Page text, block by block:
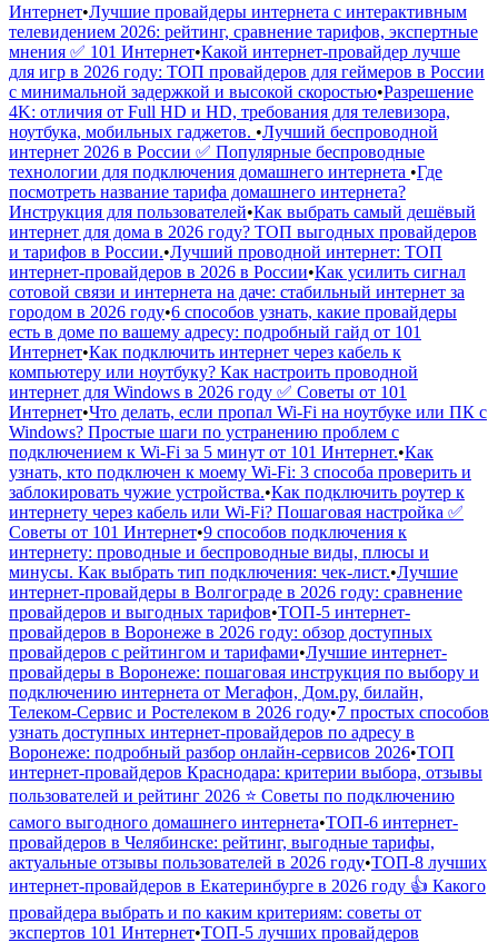
Интернет•Лучшие провайдеры интернета с интерактивным
телевидением 2026: рейтинг, сравнение тарифов, экспертные
мнения ✅ 101 Интернет•Какой интернет-провайдер лучше
для игр в 2026 году: ТОП провайдеров для геймеров в России
с минимальной задержкой и высокой скоростью•Разрешение
4K: отличия от Full HD и HD, требования для телевизора,
ноутбука, мобильных гаджетов. •Лучший беспроводной
интернет 2026 в России ✅ Популярные беспроводные
технологии для подключения домашнего интернета •Где
посмотреть название тарифа домашнего интернета?
Инструкция для пользователей•Как выбрать самый дешёвый
интернет для дома в 2026 году? ТОП выгодных провайдеров
и тарифов в России.•Лучший проводной интернет: ТОП
интернет-провайдеров в 2026 в России•Как усилить сигнал
сотовой связи и интернета на даче: стабильный интернет за
городом в 2026 году•6 способов узнать, какие провайдеры
есть в доме по вашему адресу: подробный гайд от 101
Интернет•Как подключить интернет через кабель к
компьютеру или ноутбуку? Как настроить проводной
интернет для Windows в 2026 году ✅ Советы от 101
Интернет•Что делать, если пропал Wi-Fi на ноутбуке или ПК с
Windows? Простые шаги по устранению проблем с
подключением к Wi-Fi за 5 минут от 101 Интернет.•Как
узнать, кто подключен к моему Wi-Fi: 3 способа проверить и
заблокировать чужие устройства.•Как подключить роутер к
интернету через кабель или Wi-Fi? Пошаговая настройка ✅
Советы от 101 Интернет•9 способов подключения к
интернету: проводные и беспроводные виды, плюсы и
минусы. Как выбрать тип подключения: чек-лист.•Лучшие
интернет-провайдеры в Волгограде в 2026 году: сравнение
провайдеров и выгодных тарифов•ТОП-5 интернет-
провайдеров в Воронеже в 2026 году: обзор доступных
провайдеров с рейтингом и тарифами•Лучшие интернет-
провайдеры в Воронеже: пошаговая инструкция по выбору и
подключению интернета от Мегафон, Дом.ру, билайн,
Телеком-Сервис и Ростелеком в 2026 году•7 простых способов
узнать доступных интернет-провайдеров по адресу в
Воронеже: подробный разбор онлайн-сервисов 2026•ТОП
интернет-провайдеров Краснодара: критерии выбора, отзывы
пользователей и рейтинг 2026 ⭐ Советы по подключению
самого выгодного домашнего интернета•ТОП-6 интернет-
провайдеров в Челябинске: рейтинг, выгодные тарифы,
актуальные отзывы пользователей в 2026 году•ТОП-8 лучших
интернет-провайдеров в Екатеринбурге в 2026 году 👍 Какого
провайдера выбрать и по каким критериям: советы от
экспертов 101 Интернет•ТОП-5 лучших провайдеров